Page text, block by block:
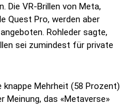
Die VR-Brillen von Meta,
Quest Pro, werden aber
Rohleder sagte,
sei zumindest für private
Mehrheit (58 Prozent)
Meinung, das «Metaverse»